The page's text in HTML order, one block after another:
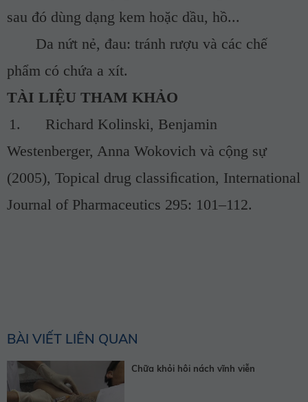
sau đó dùng dạng kem hoặc dầu, hồ...
Da nứt nẻ, đau: tránh rượu và các chế
phẩm có chứa a xít.
TÀI LIỆU THAM KHẢO
1. Richard Kolinski, Benjamin
Westenberger, Anna Wokovich và cộng sự
(2005), Topical drug classiﬁcation, International
Journal of Pharmaceutics 295: 101–112.
BÀI VIẾT LIÊN QUAN
Chữa khỏi hôi nách vĩnh viễn